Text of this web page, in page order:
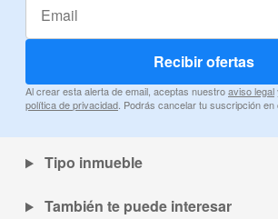
Recibir ofertas
Al crear esta alerta de email, aceptas nuestroaviso legal
política de privacidad. Podrás cancelar tu suscripción en
Tipo inmueble
También te puede interesar